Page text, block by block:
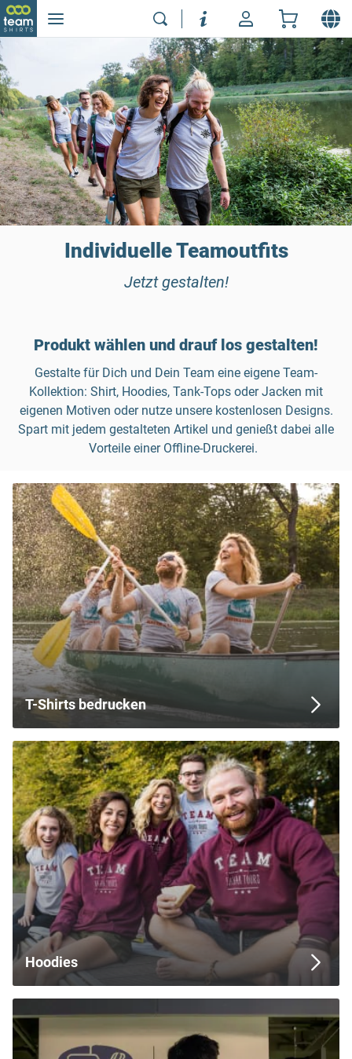
Individuelle Teamoutfits
Jetzt gestalten!
Produkt wählen und drauf los gestalten!
Gestalte für Dich und Dein Team eine eigene Team-
Kollektion: Shirt, Hoodies, Tank-Tops oder Jacken mit
eigenen Motiven oder nutze unsere kostenlosen Designs.
Spart mit jedem gestalteten Artikel und genießt dabei alle
Vorteile einer Offline-Druckerei.
T-Shirts bedrucken
Hoodies